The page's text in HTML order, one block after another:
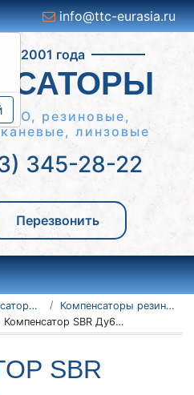
info@ttc-eurasia.ru
с 2001 года
резиновые,
линзовые
345-28-22
Перезвонить
Каталог компенсаторов
Компенсаторы резиновые антивибрационные
Компенсатор SBR Ду600 Ру10
SBR